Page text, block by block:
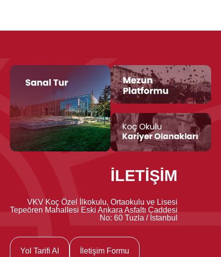
İLETİŞİM
VKV Koç Özel İlkokulu, Ortaokulu ve Lisesi
Tepeören Mahallesi Eski Ankara Asfaltı Caddesi
No: 60 Tuzla / İstanbul
Yol Tarifi Al İletişim Formu